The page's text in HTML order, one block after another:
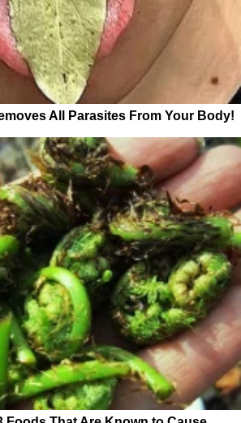
All Parasites From Your Body!